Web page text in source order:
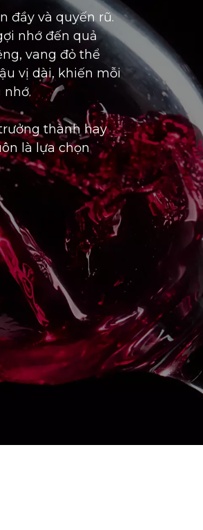
đầy và quyến rũ.
nhớ đến quả
vang đỏ thể
vị dài, khiến mỗi
thành hay
là lựa chọn